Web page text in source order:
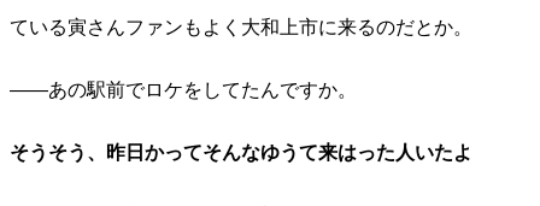
ている寅さんファンもよく大和上市に来るのだとか。
――あの駅前でロケをしてたんですか。
そうそう、昨日かってそんなゆうて来はった人いたよ